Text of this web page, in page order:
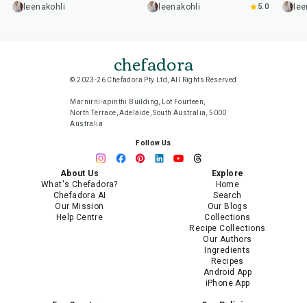
leenakohli leenakohli 5.0
chefadora
© 2023-26 Chefadora Pty Ltd, All Rights Reserved
Marnirni-apinthi Building, Lot Fourteen,
North Terrace, Adelaide, South Australia, 5000
Australia
Follow Us
About Us
What's Chefadora?
Chefadora AI
Our Mission
Help Centre
Explore
Home
Search
Our Blogs
Collections
Recipe Collections
Our Authors
Ingredients
Recipes
Android App
iPhone App